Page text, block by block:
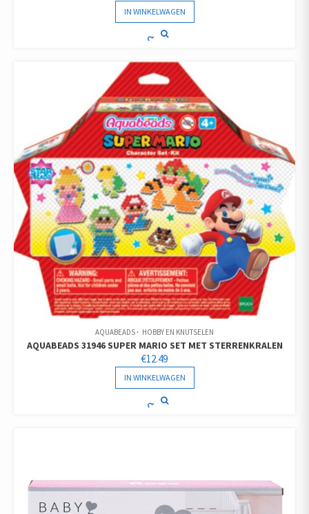
IN WINKELWAGEN
AQUABEADS HOBBY EN KNUTSELEN
AQUABEADS 31946 SUPER MARIO SET MET STERRENKRALEN
€12.49
IN WINKELWAGEN